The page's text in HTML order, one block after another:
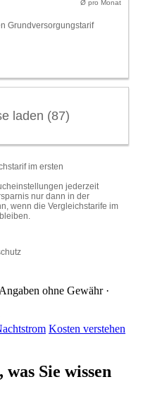
ohne Gewähr ·
Kosten verstehen
Sie wissen